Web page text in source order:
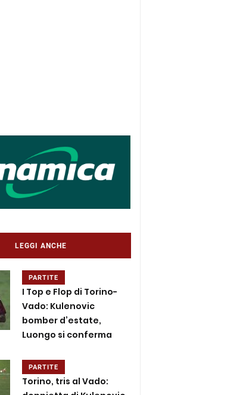
LEGGI ANCHE
PARTITE
I Top e Flop di Torino-
Vado: Kulenovic
bomber d’estate,
Luongo si conferma
PARTITE
Torino, tris al Vado: